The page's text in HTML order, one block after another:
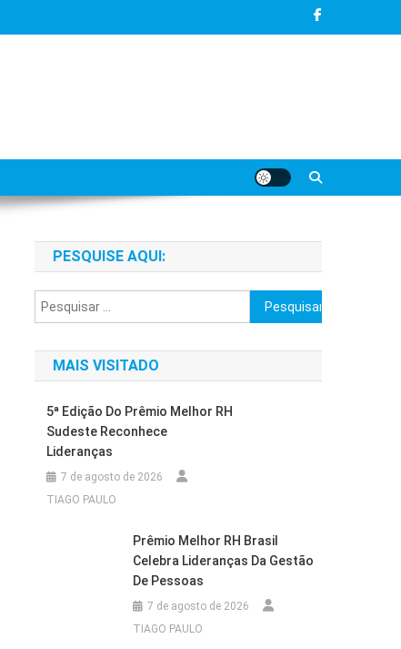
PESQUISE AQUI:
Pesquisar
por:
MAIS VISITADO
5ª Edição Do Prêmio Melhor RH
Sudeste Reconhece
Lideranças
7 de agosto de 2026
TIAGO PAULO
Prêmio Melhor RH Brasil
Celebra Lideranças Da Gestão
De Pessoas
7 de agosto de 2026
TIAGO PAULO